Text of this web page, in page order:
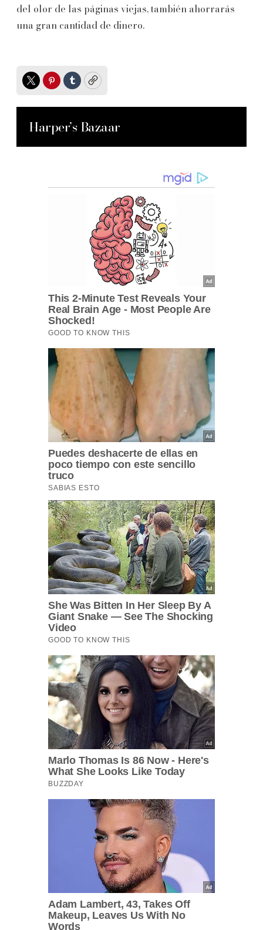
del olor de las páginas viejas, también ahorrarás
una gran cantidad de dinero.
TwitterPinterest
TumblrCopy
Harper’s Bazaar